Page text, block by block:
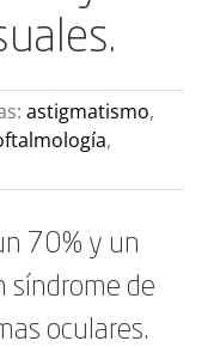
astigmatismo,
,
70% y un
síndrome de
oculares.